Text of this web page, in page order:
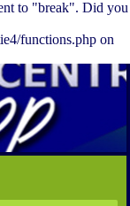
to "break". Did you
functions.php on